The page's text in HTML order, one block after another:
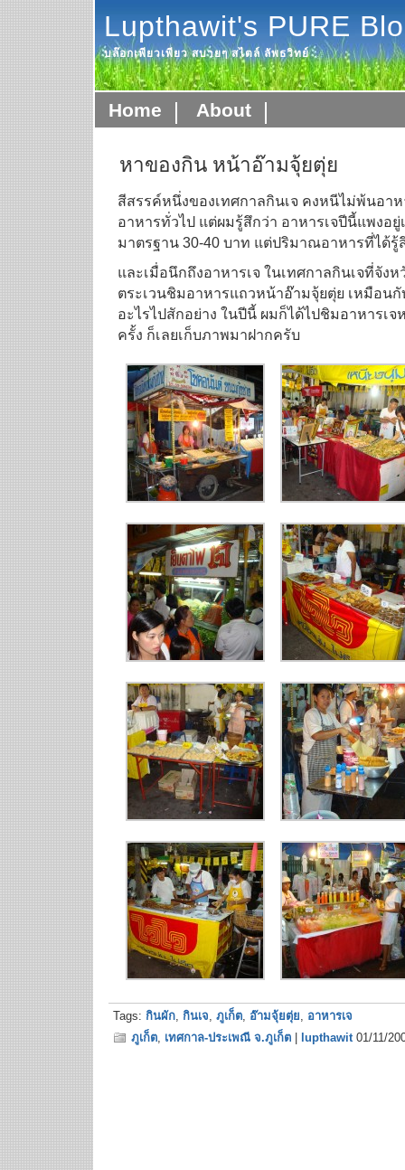
Lupthawit's PURE
บล๊อกเพียวเพียว สบายๆ สไตล์ ลัพธวิทย์
Home About
หาของกิน หน้าอ๊ามจุ้ยตุ่ย
สีสรรค์หนึ่งของเทศกาลกินเจ คงหนีไม่พ้นอา
อาหารทั่วไป แต่ผมรู้สึกว่า อาหารเจปีนี้แพงอ
มาตรฐาน 30-40 บาท แต่ปริมาณอาหารที่ได้รู้
และเมื่อนึกถึงอาหารเจ ในเทศกาลกินเจที่จัง
ตระเวนชิมอาหารแถวหน้าอ๊ามจุ้ยตุ่ย เหมือน
อะไรไปสักอย่าง ในปีนี้ ผมก็ได้ไปชิมอาหารเ
ครั้ง ก็เลยเก็บภาพมาฝากครับ
Tags: กินผัก, กินเจ, ภูเก็ต, อ๊ามจุ้ยตุ่ย, อาหารเจ
ภูเก็ต, เทศกาล-ประเพณี จ.ภูเก็ต lupthawit01/11/